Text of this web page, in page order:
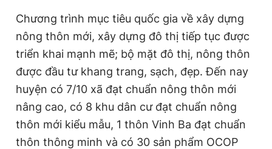
Chương trình mục tiêu quốc gia về xây dựng
nông thôn mới, xây dựng đô thị tiếp tục được
triển khai mạnh mẽ; bộ mặt đô thị, nông thôn
được đầu tư khang trang, sạch, đẹp. Đến nay
huyện có 7/10 xã đạt chuẩn nông thôn mới
nâng cao, có 8 khu dân cư đạt chuẩn nông
thôn mới kiểu mẫu, 1 thôn Vinh Ba đạt chuẩn
thôn thông minh và có 30 sản phẩm OCOP